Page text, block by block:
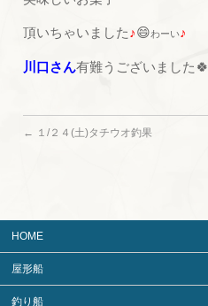
頂いちゃいました♪😄わーい♪
川口さん有難うございました🍀
← １/２４(土)タチウオ釣果
HOME
屋形船
釣り船